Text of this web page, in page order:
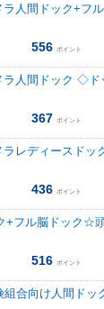
ラ人間ドック+フ
556 ポイント
ラ人間ドック ◇ド
367 ポイント
レディースドッ
436 ポイント
+フル脳ドック☆
516 ポイント
組合向け人間ドッ